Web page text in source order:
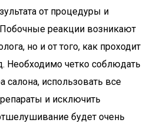
от процедуры и
реакции возникают
но и от того, как проходит
Необходимо четко соблюдать
салона, использовать все
и исключить
будет очень